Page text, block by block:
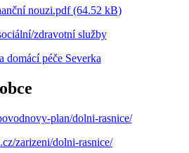
nouzi.pdf (64.52 kB)
zdravotní služby
domácí péče Severka
plan/dolni-rasnice/
zarizeni/dolni-rasnice/